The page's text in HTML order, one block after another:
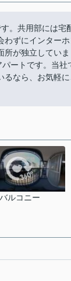
。共用部には宅
わずにインター
所が独立していま
ートです。当社
るなら、お気軽
バルコニー